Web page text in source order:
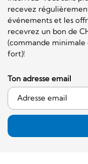
recevez
événements et les
recevrez un bon de
(commande
fort)!
Ton adresse email